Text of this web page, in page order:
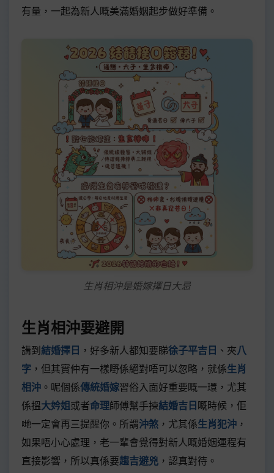
有量，一起為新人嘅美滿婚姻起步做好準備。
生肖相沖是婚嫁擇日大忌
生肖相沖要避開
講到結婚擇日 ，好多新人都知要睇徐子平吉日 、夾八
字 ，但其實仲有一樣嘢係絕對唔可以忽略，就係生肖
相沖 。呢個係傳統婚嫁習俗入面好重要嘅一環，尤其
係搵大妗姐或者命理師傅幫手揀結婚吉日嘅時候，佢
哋一定會再三提醒你。所謂沖煞 ，尤其係生肖犯沖 ，
如果唔小心處理，老一輩會覺得對新人嘅婚姻運程有
直接影響，所以真係要趨吉避兇 ，認真對待。